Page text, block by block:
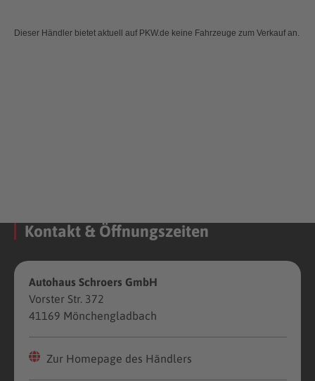
Dieser Händler bietet aktuell auf PKW.de keine Fahrzeuge zum Verkauf an.
Kontakt & Öffnungszeiten
Autohaus Schroers GmbH
Vorster Str. 372
41169 Mönchengladbach
Zur Homepage des Händlers